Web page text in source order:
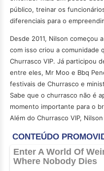
público, treinar os
diferenciais para o
Desde 2011, Nilson começou
com isso criou a comunidade
Churrasco VIP. Já participou
entre eles, Mr Moo e Bbq
festivais de Churrasco e
Sabe que o churrasco não é
momento importante para o
Além do Churrasco VIP,